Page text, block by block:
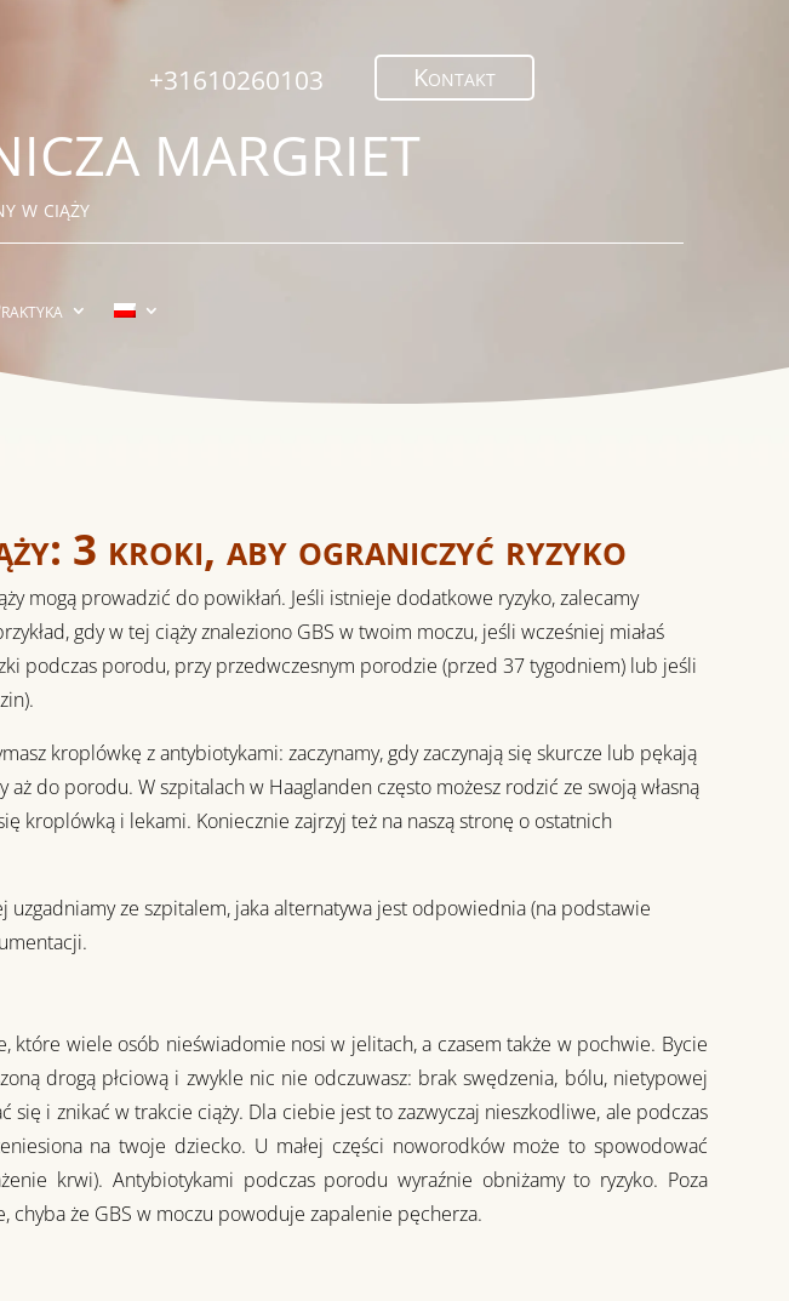
+31610260103 Kontakt
MARGRIET
w ciąży
3 kroki, aby ograniczyć ryzyko
mogą prowadzić do powikłań. Jeśli istnieje dodatkowe ryzyko, zalecamy
gdy w tej ciąży znaleziono GBS w twoim moczu, jeśli wcześniej miałaś
podczas porodu, przy przedwczesnym porodzie (przed 37 tygodniem) lub jeśli
kroplówkę z antybiotykami: zaczynamy, gdy zaczynają się skurcze lub pękają
aż do porodu. W szpitalach w Haaglanden często możesz rodzić ze swoją własną
kroplówką i lekami. Koniecznie zajrzyj też na naszą stronę o ostatnich
uzgadniamy ze szpitalem, jaka alternatywa jest odpowiednia (na podstawie
które wiele osób nieświadomie nosi w jelitach, a czasem także w pochwie. Bycie
drogą płciową i zwykle nic nie odczuwasz: brak swędzenia, bólu, nietypowej
się i znikać w trakcie ciąży. Dla ciebie jest to zazwyczaj nieszkodliwe, ale podczas
na twoje dziecko. U małej części noworodków może to spowodować
krwi). Antybiotykami podczas porodu wyraźnie obniżamy to ryzyko. Poza
że GBS w moczu powoduje zapalenie pęcherza.